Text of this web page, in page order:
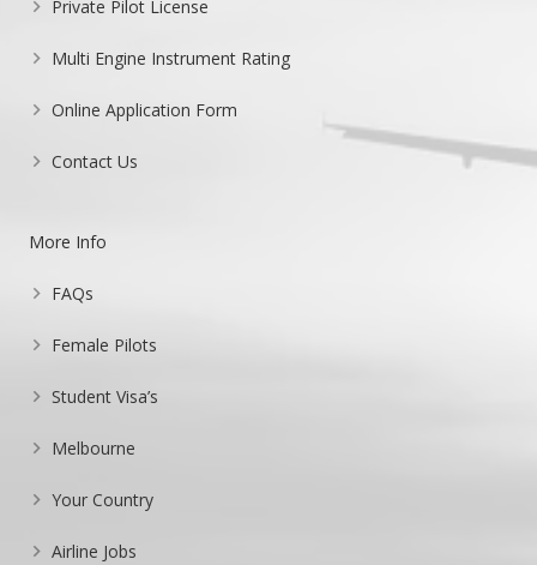
Private Pilot License
Multi Engine Instrument Rating
Online Application Form
Contact Us
More Info
FAQs
Female Pilots
Student Visa’s
Melbourne
Your Country
Airline Jobs